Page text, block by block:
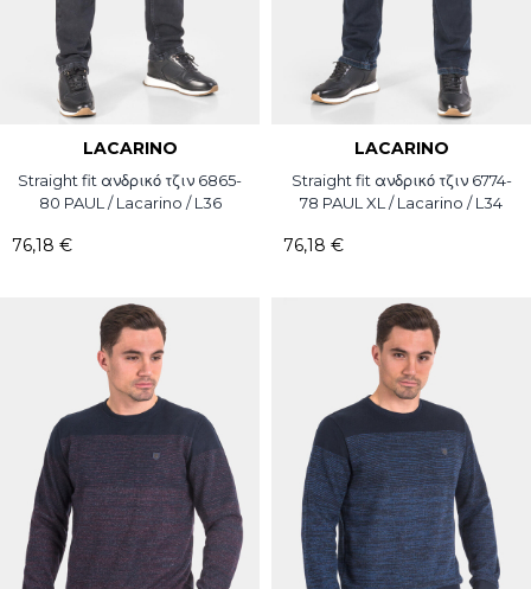
LACARINO
Straight fit ανδρικό τζιν 6865-
80 PAUL / Lacarino / L36
76,18 €
LACARINO
Straight fit ανδρικό τζιν 6774-
78 PAUL XL / Lacarino / L34
76,18 €